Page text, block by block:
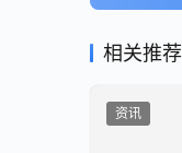
相关推荐
资讯